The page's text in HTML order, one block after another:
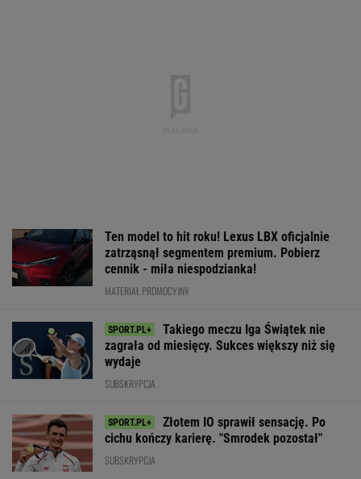
Ten model to hit roku! Lexus LBX oficjalnie
zatrząsnął segmentem premium. Pobierz
cennik - miła niespodzianka!
MATERIAŁ PROMOCYJNY
Takiego meczu Iga Świątek nie
zagrała od miesięcy. Sukces większy niż się
wydaje
SUBSKRYPCJA
Złotem IO sprawił sensację. Po
cichu kończy karierę. "Smrodek pozostał"
SUBSKRYPCJA